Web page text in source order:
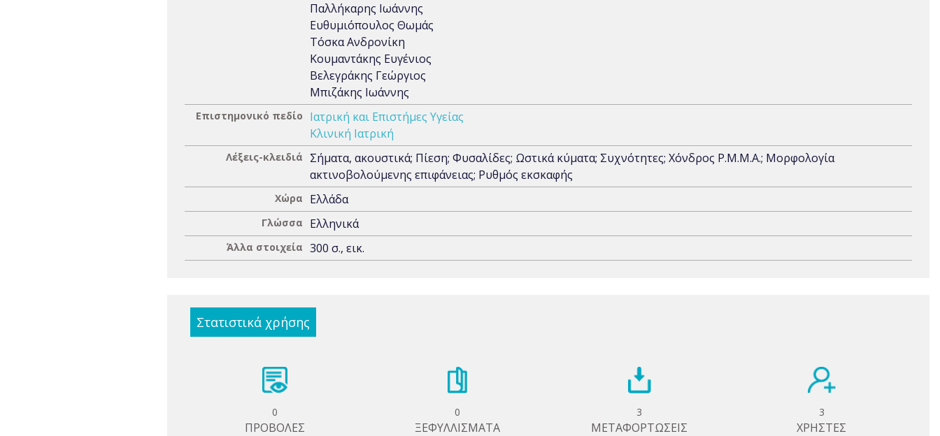
Παλλήκαρης Ιωάννης
Ευθυμιόπουλος Θωμάς
Τόσκα Ανδρονίκη
Κουμαντάκης Ευγένιος
Βελεγράκης Γεώργιος
Μπιζάκης Ιωάννης
Επιστημονικό πεδίο
Ιατρική και Επιστήμες Υγείας
Κλινική Ιατρική
Λέξεις-κλειδιά
Σήματα, ακουστικά; Πίεση; Φυσαλίδες; Ωστικά κύματα; Συχνότητες; Χόνδρος P.M.M.A.; Μορφολογία
ακτινοβολούμενης επιφάνειας; Ρυθμός εκσκαφής
Χώρα Ελλάδα
Γλώσσα Ελληνικά
Άλλα στοιχεία 300 σ., εικ.
Στατιστικά χρήσης
0
ΠΡΟΒΟΛΕΣ
0
ΞΕΦΥΛΛΙΣΜΑΤΑ
3
ΜΕΤΑΦΟΡΤΩΣΕΙΣ
3
ΧΡΗΣΤΕΣ